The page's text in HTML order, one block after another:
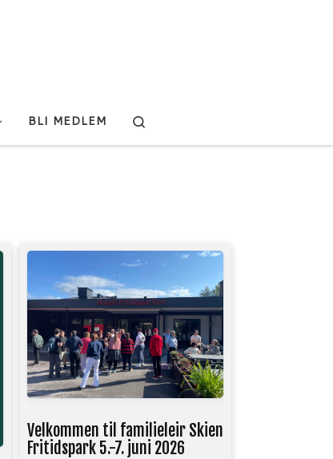
BLI MEDLEM
Velkommen til familieleir Skien
Fritidspark 5.-7. juni 2026